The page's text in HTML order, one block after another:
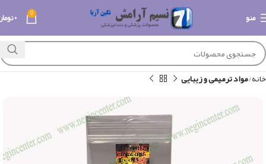
منو 0 ۰
خانه مواد ترمیمی و زیبایی